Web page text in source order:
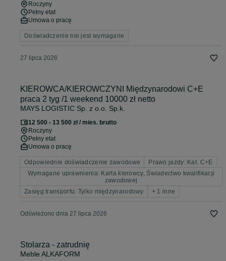
Roczyny
Pełny etat
Umowa o pracę
Doświadczenie nie jest wymagane
27 lipca 2026
KIEROWCA/KIEROWCZYNI Międzynarodowi C+E
praca 2 tyg /1 weekend 10000 zł netto
MAYS LOGISTIC Sp. z o.o. Sp.k.
12 500 - 13 500 zł / mies. brutto
Roczyny
Pełny etat
Umowa o pracę
Odpowiednie doświadczenie zawodowe
Prawo jazdy: Kat. C+E
Wymagane uprawnienia: Karta kierowcy, Świadectwo kwalifikacji
zawodowej
Zasięg transportu: Tylko międzynarodowy
+ 1 inne
Odświeżono dnia 27 lipca 2026
Stolarza - zatrudnię
Meble ALKAFORM